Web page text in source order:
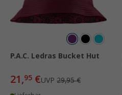
P.A.C. Ledras Bucket Hut
21,95 €UVP 29,95 €